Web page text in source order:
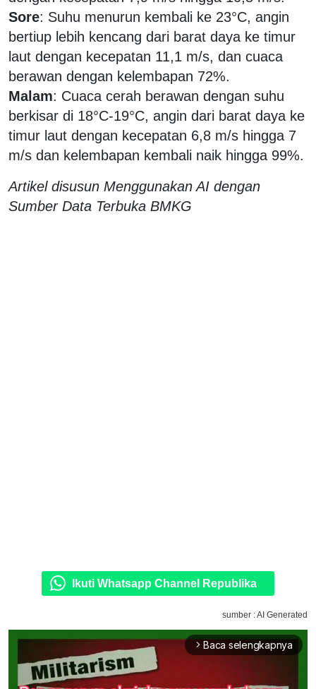
Sore: Suhu menurun kembali ke 23°C, angin
bertiup lebih kencang dari barat daya ke timur
laut dengan kecepatan 11,1 m/s, dan cuaca
berawan dengan kelembapan 72%.
Malam: Cuaca cerah berawan dengan suhu
berkisar di 18°C-19°C, angin dari barat daya ke
timur laut dengan kecepatan 6,8 m/s hingga 7
m/s dan kelembapan kembali naik hingga 99%.
Artikel disusun Menggunakan AI dengan
Sumber Data Terbuka BMKG
Ikuti Whatsapp Channel Republika
sumber : AI Generated
arrow_forward_ios Baca selengkapnya